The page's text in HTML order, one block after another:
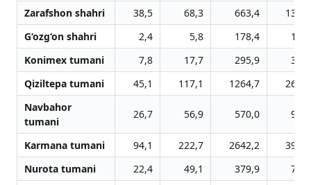
Zarafshon shahri
38,5 68,3 663,4
134,6
G‘ozg‘on shahri
2,4 5,8 178,4
14,8
Konimex tumani
7,8 17,7 295,9
35,7
Qiziltepa tumani
45,1 117,1 1264,7
264,9
Navbahor
tumani
26,7 56,9 570,0 94,0
Karmana tumani 94,1 222,7 2642,2
399,5
Nurota tumani
22,4 49,1 379,9
79,1